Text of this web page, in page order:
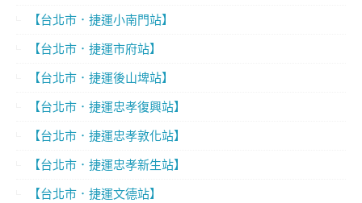
【台北市．捷運小南門站】
【台北市．捷運市府站】
【台北市．捷運後山埤站】
【台北市．捷運忠孝復興站】
【台北市．捷運忠孝敦化站】
【台北市．捷運忠孝新生站】
【台北市．捷運文德站】